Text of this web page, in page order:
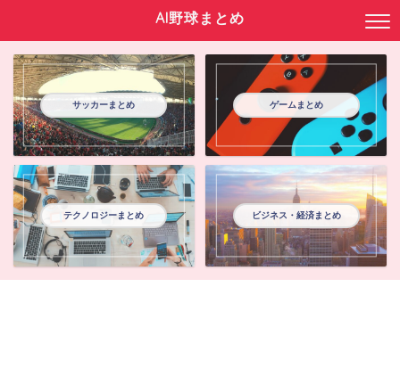
AI野球まとめ
サッカーまとめ ゲームまとめ
テクノロジーまとめ ビジネス・経済まとめ